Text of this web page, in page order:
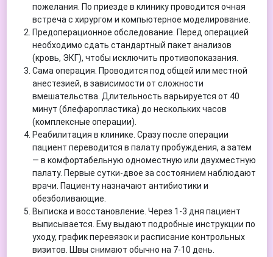
пожелания. По приезде в клинику проводится очная
встреча с хирургом и компьютерное моделирование.
Предоперационное обследование. Перед операцией
необходимо сдать стандартный пакет анализов
(кровь, ЭКГ), чтобы исключить противопоказания.
Сама операция. Проводится под общей или местной
анестезией, в зависимости от сложности
вмешательства. Длительность варьируется от 40
минут (блефаропластика) до нескольких часов
(комплексные операции).
Реабилитация в клинике. Сразу после операции
пациент переводится в палату пробуждения, а затем
— в комфортабельную одноместную или двухместную
палату. Первые сутки-двое за состоянием наблюдают
врачи. Пациенту назначают антибиотики и
обезболивающие.
Выписка и восстановление. Через 1-3 дня пациент
выписывается. Ему выдают подробные инструкции по
уходу, график перевязок и расписание контрольных
визитов. Швы снимают обычно на 7-10 день.